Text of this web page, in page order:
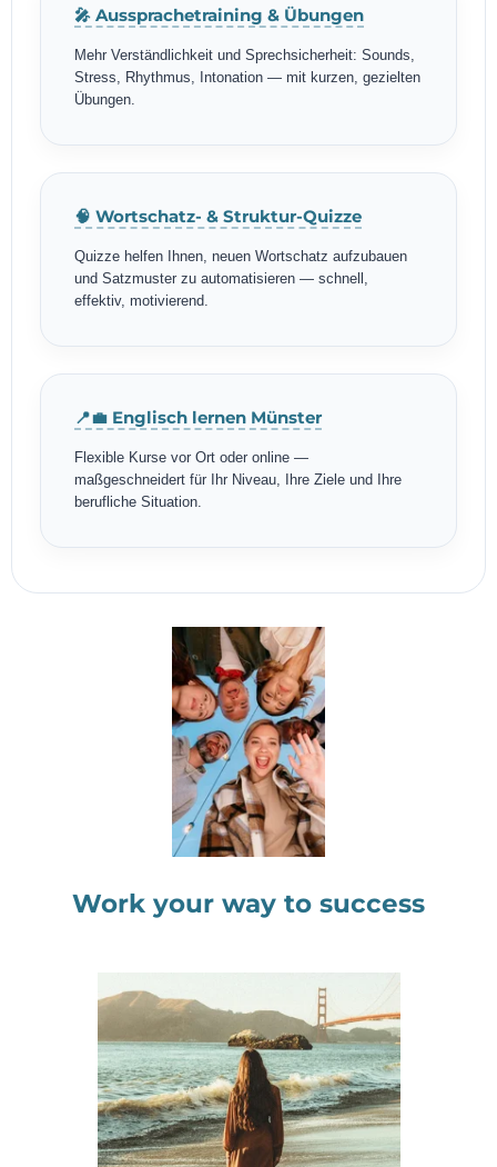
🎤 Aussprachetraining & Übungen
Mehr Verständlichkeit und Sprechsicherheit: Sounds,
Stress, Rhythmus, Intonation — mit kurzen, gezielten
Übungen.
🧠 Wortschatz- & Struktur-Quizze
Quizze helfen Ihnen, neuen Wortschatz aufzubauen
und Satzmuster zu automatisieren — schnell,
effektiv, motivierend.
📍💼 Englisch lernen Münster
Flexible Kurse vor Ort oder online —
maßgeschneidert für Ihr Niveau, Ihre Ziele und Ihre
berufliche Situation.
Work your way to success